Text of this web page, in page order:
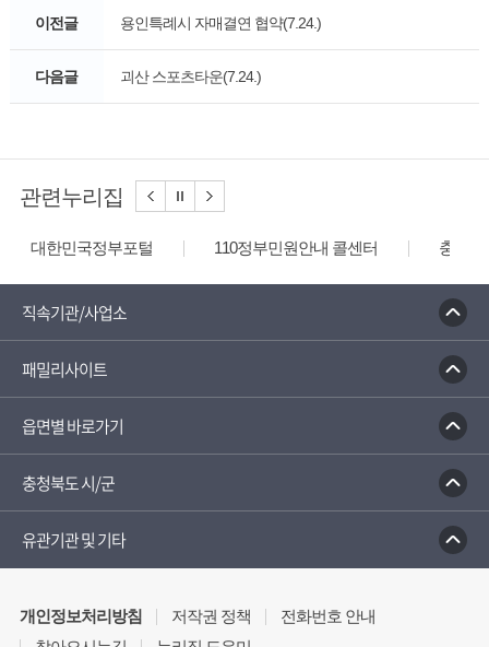
이전글 용인특례시 자매결연 협약(7.24.)
다음글 괴산 스포츠타운(7.24.)
관련누리집
대한민국정부포털 110정부민원안내 콜센터 충청북
직속기관/사업소
패밀리사이트
읍면별 바로가기
충청북도 시/군
유관기관 및 기타
개인정보처리방침 저작권 정책
전화번호 안내